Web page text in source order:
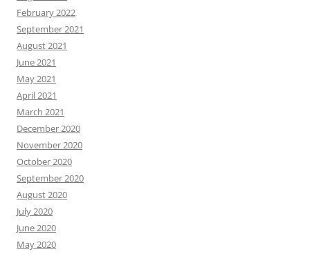
February 2022
September 2021
August 2021
June 2021
May 2021
April 2021
March 2021
December 2020
November 2020
October 2020
September 2020
August 2020
July 2020
June 2020
May 2020